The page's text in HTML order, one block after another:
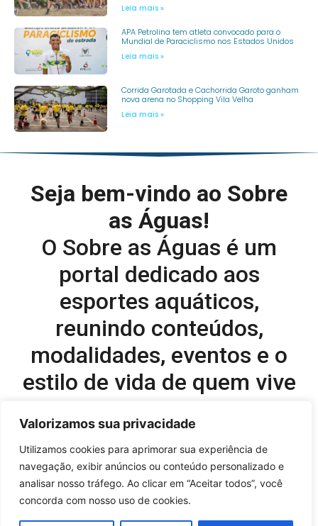
Valorizamos sua privacidade
Utilizamos cookies para aprimorar sua experiência de
navegação, exibir anúncios ou conteúdo personalizado e
analisar nosso tráfego. Ao clicar em “Aceitar todos”, você
concorda com nosso uso de cookies.
Leia mais »
APA Petrolina tem atleta convocado para o
Mundial de Paraciclismo nos Estados Unidos
Leia mais »
Corrida Garotada e Cachorrida Garoto ganham
nova arena no Shopping Vila Velha
Leia mais »
Seja bem-vindo ao Sobre
as Águas!
O Sobre as Águas é um
portal dedicado aos
esportes aquáticos,
reunindo conteúdos,
modalidades, eventos e o
estilo de vida de quem vive
Editor-chefe e comercial do site:
Flavio Perez –flavio@onboardsports.net
+55 11 99949-8035